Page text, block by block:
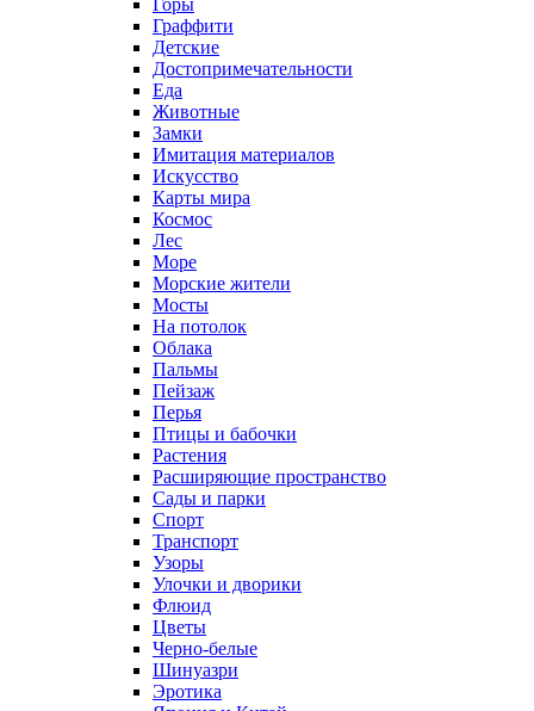
Горы
Граффити
Детские
Достопримечательности
Еда
Животные
Замки
Имитация материалов
Искусство
Карты мира
Космос
Лес
Море
Морские жители
Мосты
На потолок
Облака
Пальмы
Пейзаж
Перья
Птицы и бабочки
Растения
Расширяющие пространство
Сады и парки
Спорт
Транспорт
Узоры
Улочки и дворики
Флюид
Цветы
Черно-белые
Шинуазри
Эротика